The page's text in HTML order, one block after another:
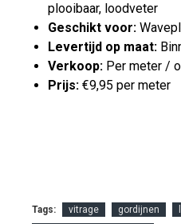
plooibaar, loodveter
Geschikt voor:
Levertijd op maat:
Verkoop: Per meter /
Prijs: €9,95 per meter
Tags: vitrage gordijnen